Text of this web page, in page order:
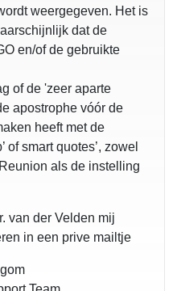
weergegeven. Het is
dat de
en/of de gebruikte
of de 'zeer aparte
apostrophe vóór de
heeft met de
of smart quotes’, zowel
als de instelling
van der Velden mij
in een prive mailtje